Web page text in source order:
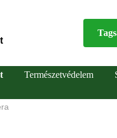
Természetvédelem